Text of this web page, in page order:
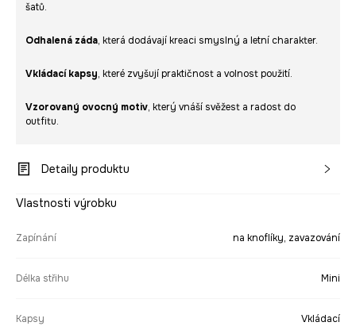
šatů.
Odhalená záda, která dodávají kreaci smyslný a letní charakter.
Vkládací kapsy, které zvyšují praktičnost a volnost použití.
Vzorovaný ovocný motiv, který vnáší svěžest a radost do
outfitu.
Detaily produktu
Vlastnosti výrobku
Zapínání na knoflíky, zavazování
Délka střihu Mini
Kapsy Vkládací